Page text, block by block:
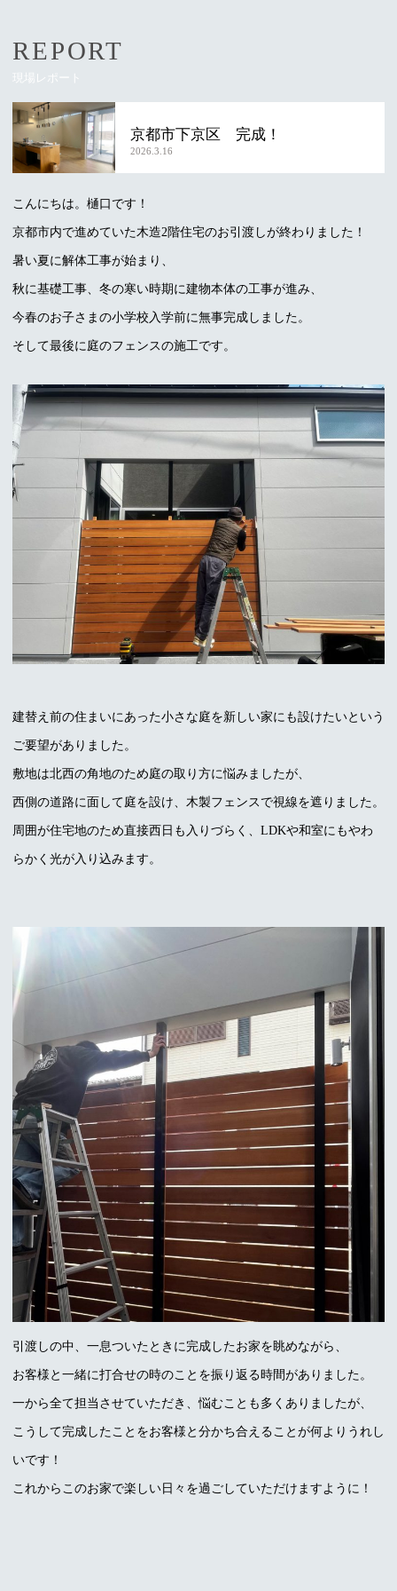
REPORT
現場レポート
京都市下京区 完成！
2026.3.16
こんにちは。樋口です！
京都市内で進めていた木造2階住宅のお引渡しが終わりました！
暑い夏に解体工事が始まり、
秋に基礎工事、冬の寒い時期に建物本体の工事が進み、
今春のお子さまの小学校入学前に無事完成しました。
そして最後に庭のフェンスの施工です。
建替え前の住まいにあった小さな庭を新しい家にも設けたいという
ご要望がありました。
敷地は北西の角地のため庭の取り方に悩みましたが、
西側の道路に面して庭を設け、木製フェンスで視線を遮りました。
周囲が住宅地のため直接西日も入りづらく、LDKや和室にもやわ
らかく光が入り込みます。
引渡しの中、一息ついたときに完成したお家を眺めながら、
お客様と一緒に打合せの時のことを振り返る時間がありました。
一から全て担当させていただき、悩むことも多くありましたが、
こうして完成したことをお客様と分かち合えることが何よりうれし
いです！
これからこのお家で楽しい日々を過ごしていただけますように！